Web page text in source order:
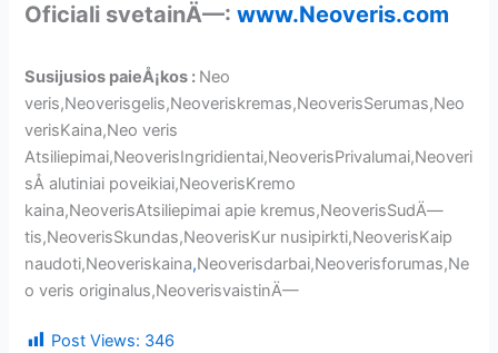
Oficiali svetainÄ—:www.Neoveris.com
Susijusios paieÅ¡kos : Neo
veris,Neoverisgelis,Neoveriskremas,NeoverisSerumas,Neo
verisKaina,Neo veris
Atsiliepimai,NeoverisIngridientai,NeoverisPrivalumai,Neoveri
sÅ alutiniai poveikiai,NeoverisKremo
kaina,NeoverisAtsiliepimai apie kremus,NeoverisSudÄ—
tis,NeoverisSkundas,NeoverisKur nusipirkti,NeoverisKaip
naudoti,Neoveriskaina,Neoverisdarbai,Neoverisforumas,Ne
o veris originalus,NeoverisvaistinÄ—
Post Views: 346